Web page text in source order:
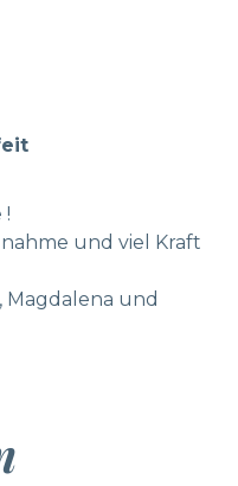
!
und viel Kraft
Magdalena und